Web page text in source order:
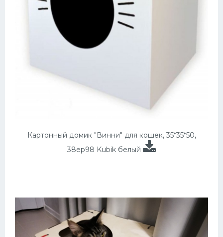
Картонный домик "Винни" для кошек, 35*35*50,
38ер98 Kubik белый